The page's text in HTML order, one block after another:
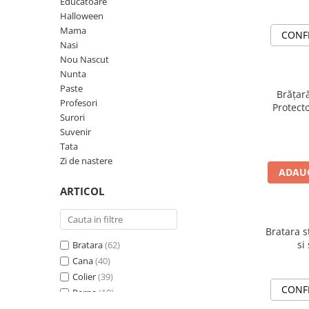
Brelocuri Personalizate
Semn de carte
Card metalic
Cadouri Copii
Cadouri pentru Craciun
Cadouri 1-8 Martie
Portfard Personalizat
Tablou Personalizat
Halloween
Mama
Nasi
Nou Nascut
Nunta
Paste
Profesori
Surori
Suvenir
Tata
Zi de nastere
ARTICOL
Bratara(62)
Cana(40)
Colier(39)
Perna (19)
Bratara
si